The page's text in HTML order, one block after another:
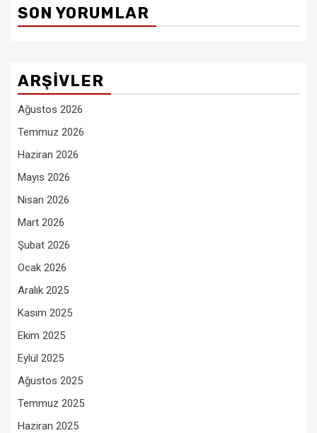
SON YORUMLAR
ARŞIVLER
Ağustos 2026
Temmuz 2026
Haziran 2026
Mayıs 2026
Nisan 2026
Mart 2026
Şubat 2026
Ocak 2026
Aralık 2025
Kasım 2025
Ekim 2025
Eylül 2025
Ağustos 2025
Temmuz 2025
Haziran 2025